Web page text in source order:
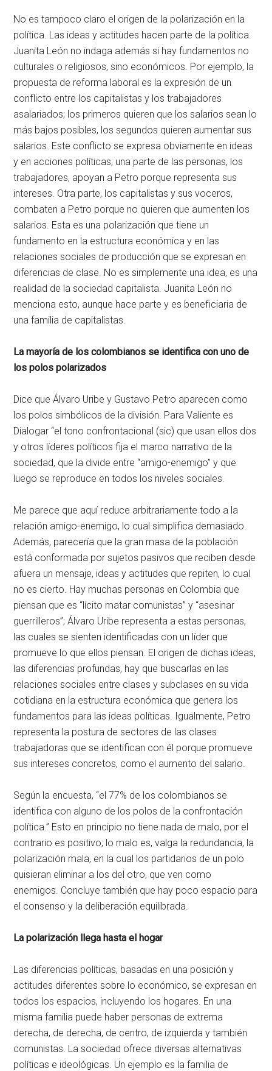
No es tampoco claro el origen de la polarización en la
política. Las ideas y actitudes hacen parte de la política.
Juanita León no indaga además si hay fundamentos no
culturales o religiosos, sino económicos. Por ejemplo, la
propuesta de reforma laboral es la expresión de un
conflicto entre los capitalistas y los trabajadores
asalariados; los primeros quieren que los salarios sean lo
más bajos posibles, los segundos quieren aumentar sus
salarios. Este conflicto se expresa obviamente en ideas
y en acciones políticas; una parte de las personas, los
trabajadores, apoyan a Petro porque representa sus
intereses. Otra parte, los capitalistas y sus voceros,
combaten a Petro porque no quieren que aumenten los
salarios. Esta es una polarización que tiene un
fundamento en la estructura económica y en las
relaciones sociales de producción que se expresan en
diferencias de clase. No es simplemente una idea, es una
realidad de la sociedad capitalista. Juanita León no
menciona esto, aunque hace parte y es beneficiaria de
una familia de capitalistas.
La mayoría de los colombianos se identifica con uno de
los polos polarizados
Dice que Álvaro Uribe y Gustavo Petro aparecen como
los polos simbólicos de la división. Para Valiente es
Dialogar “el tono confrontacional (sic) que usan ellos dos
y otros líderes políticos fija el marco narrativo de la
sociedad, que la divide entre “amigo-enemigo” y que
luego se reproduce en todos los niveles sociales.
Me parece que aquí reduce arbitrariamente todo a la
relación amigo-enemigo, lo cual simplifica demasiado.
Además, parecería que la gran masa de la población
está conformada por sujetos pasivos que reciben desde
afuera un mensaje, ideas y actitudes que repiten, lo cual
no es cierto. Hay muchas personas en Colombia que
piensan que es “lícito matar comunistas” y “asesinar
guerrilleros”; Álvaro Uribe representa a estas personas,
las cuales se sienten identificadas con un líder que
promueve lo que ellos piensan. El origen de dichas ideas,
las diferencias profundas, hay que buscarlas en las
relaciones sociales entre clases y subclases en su vida
cotidiana en la estructura económica que genera los
fundamentos para las ideas políticas. Igualmente, Petro
representa la postura de sectores de las clases
trabajadoras que se identifican con él porque promueve
sus intereses concretos, como el aumento del salario.
Según la encuesta, “el 77% de los colombianos se
identifica con alguno de los polos de la confrontación
política.” Esto en principio no tiene nada de malo, por el
contrario es positivo; lo malo es, valga la redundancia, la
polarización mala, en la cual los partidarios de un polo
quisieran eliminar a los del otro, que ven como
enemigos. Concluye también que hay poco espacio para
el consenso y la deliberación equilibrada.
La polarización llega hasta el hogar
Las diferencias políticas, basadas en una posición y
actitudes diferentes sobre lo económico, se expresan en
todos los espacios, incluyendo los hogares. En una
misma familia puede haber personas de extrema
derecha, de derecha, de centro, de izquierda y también
comunistas. La sociedad ofrece diversas alternativas
políticas e ideológicas. Un ejemplo es la familia de